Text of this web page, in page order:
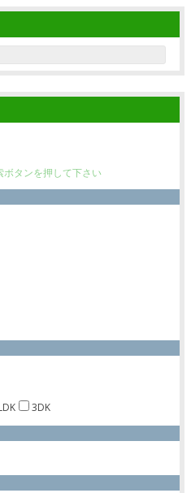
タンを押して下さい
3DK